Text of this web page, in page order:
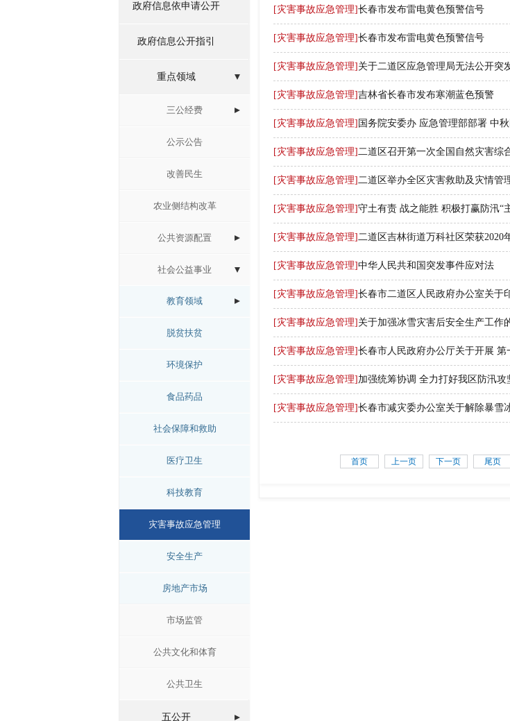
政府信息依申请公开
政府信息公开指引
重点领域
三公经费
公示公告
改善民生
农业侧结构改革
公共资源配置
社会公益事业
教育领域
脱贫扶贫
环境保护
食品药品
社会保障和救助
医疗卫生
科技教育
灾害事故应急管理
安全生产
房地产市场
市场监管
公共文化和体育
公共卫生
五公开
[灾害事故应急管理]长春市发布雷电黄色预警信号
[灾害事故应急管理]长春市发布雷电黄色预警信号
[灾害事故应急管理] 关于二道区应急管理局无法公开突
[灾害事故应急管理]吉林省长春市发布寒潮蓝色预警
[灾害事故应急管理] 国务院安委办 应急管理部部署 中
[灾害事故应急管理]二道区召开第一次全国自然灾害综
[灾害事故应急管理]二道区举办全区灾害救助及灾情管
[灾害事故应急管理]守土有责 战之能胜 积极打赢防汛“
[灾害事故应急管理]二道区吉林街道万科社区荣获2020
[灾害事故应急管理]中华人民共和国突发事件应对法
[灾害事故应急管理]长春市二道区人民政府办公室关于
[灾害事故应急管理] 关于加强冰雪灾害后安全生产工作
[灾害事故应急管理]长春市人民政府办公厅关于开展
[灾害事故应急管理] 加强统筹协调 全力打好我区防汛攻
[灾害事故应急管理]长春市减灾委办公室关于解除暴雪
尾页
下一页
上一页
首页